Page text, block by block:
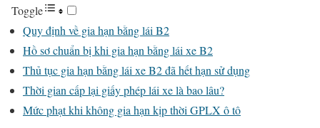
Toggle
Quy định về gia hạn bằng lái B2
Hồ sơ chuẩn bị khi gia hạn bằng lái xe B2
Thủ tục gia hạn bằng lái xe B2 đã hết hạn sử dụng
Thời gian cấp lại giấy phép lái xe là bao lâu?
Mức phạt khi không gia hạn kịp thời GPLX ô tô